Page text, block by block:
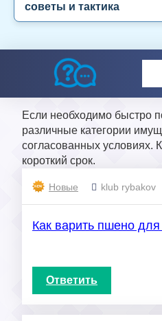
советы и тактика
Если необходимо быстро
различные категории
согласованных условиях.
короткий срок.
Новые klub rybakov
Как варить пшено
Ответить